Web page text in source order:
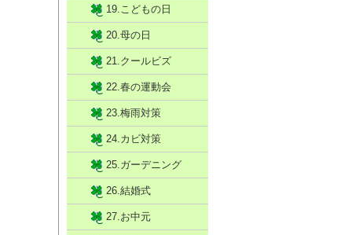
19.こどもの日
20.母の日
21.クールビズ
22.春の運動会
23.梅雨対策
24.カビ対策
25.ガーデニング
26.結婚式
27.お中元